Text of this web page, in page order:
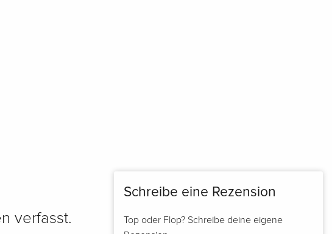
verfasst.
Schreibe eine Rezension
Top oder Flop? Schreibe deine eigene